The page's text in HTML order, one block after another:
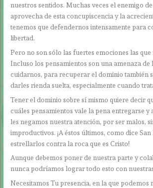
nuestros sentidos. Muchas veces el enemigo
aprovecha de esta concupiscencia y la
tenemos que defendernos intensamente para
libertad.
Pero no son sólo las fuertes emociones las que
Incluso los pensamientos son una amenaza de
cuidarnos, para recuperar el dominio también
darles rienda suelta, especialmente cuando
Tener el dominio sobre sí mismo quiere decir
cuáles pensamientos vale la pena entregarse y
les negamos nuestra atención, por ser malos,
improductivos. ¡A éstos últimos, como dice San
estrellarlos contra la roca que es Cristo!
Aunque debemos poner de nuestra parte y
nunca podríamos lograr todo esto con
Necesitamos Tu presencia, en la que